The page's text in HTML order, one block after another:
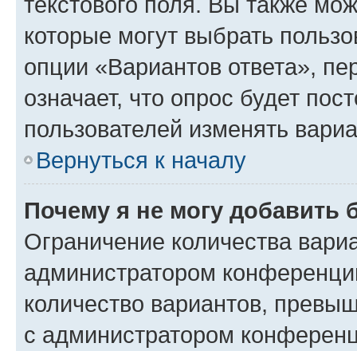
которые могут выбрать
опции «Вариантов ответа»,
означает, что опрос будет
пользователей изменять
Вернуться к началу
Почему я не могу добавить
Ограничение количества
администратором
количество вариантов,
с администратором